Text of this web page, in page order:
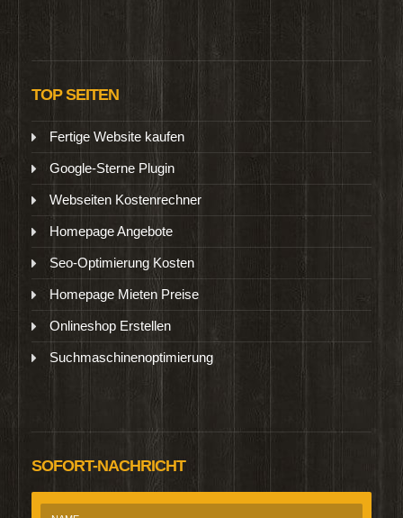
TOP SEITEN
Fertige Website kaufen
Google-Sterne Plugin
Webseiten Kostenrechner
Homepage Angebote
Seo-Optimierung Kosten
Homepage Mieten Preise
Onlineshop Erstellen
Suchmaschinenoptimierung
SOFORT-NACHRICHT